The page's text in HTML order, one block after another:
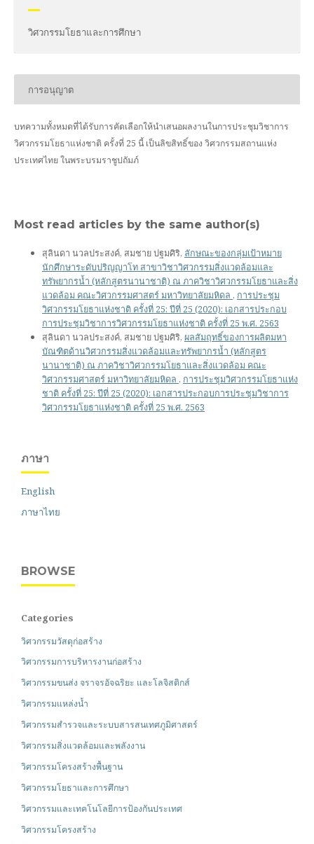
วิศวกรรมโยธาและการศึกษา
การอนุญาต
บทความทั้งหมดที่ได้รับการคัดเลือกให้นำเสนอผลงานในการประชุมวิชาการ
วิศวกรรมโยธาแห่งชาติ ครั้งที่ 25 นี้ เป็นลิขสิทธิ์ของวิศวกรรมสถานแห่ง
ประเทศไทย ในพระบรมราชูปถัมภ์
Most read articles by the same author(s)
สุลินดา นวลประสงค์, สมชาย ปฐมศิริ, ลักษณะของกลุ่มเป้าหมาย
นักศึกษาระดับปริญญาโท สาขาวิชาวิศวกรรมสิ่งแวดล้อมและ
ทรัพยากรน้ำ (หลักสูตรนานาชาติ) ณ ภาควิชาวิศวกรรมโยธาและสิ่ง
แวดล้อม คณะวิศวกรรมศาสตร์ มหาวิทยาลัยมหิดล , การประชุม
วิศวกรรมโยธาแห่งชาติ ครั้งที่ 25: ปีที่ 25 (2020): เอกสารประกอบ
การประชุมวิชาการวิศวกรรมโยธาแห่งชาติ ครั้งที่ 25 พ.ศ. 2563
สุลินดา นวลประสงค์, สมชาย ปฐมศิริ, ผลสัมฤทธิ์ของการผลิตมหา
บัณฑิตด้านวิศวกรรมสิ่งแวดล้อมและทรัพยากรน้ำ (หลักสูตร
นานาชาติ) ณ ภาควิชาวิศวกรรมโยธาและสิ่งแวดล้อม คณะ
วิศวกรรมศาสตร์ มหาวิทยาลัยมหิดล , การประชุมวิศวกรรมโยธาแห่ง
ชาติ ครั้งที่ 25: ปีที่ 25 (2020): เอกสารประกอบการประชุมวิชาการ
วิศวกรรมโยธาแห่งชาติ ครั้งที่ 25 พ.ศ. 2563
ภาษา
English
ภาษาไทย
BROWSE
Categories
วิศวกรรมวัสดุก่อสร้าง
วิศวกรรมการบริหารงานก่อสร้าง
วิศวกรรมขนส่ง จราจรอัจฉริยะ และโลจิสติกส์
วิศวกรรมแหล่งน้ำ
วิศวกรรมสำรวจและระบบสารสนเทศภูมิศาสตร์
วิศวกรรมสิ่งแวดล้อมและพลังงาน
วิศวกรรมโครงสร้างพื้นฐาน
วิศวกรรมโยธาและการศึกษา
วิศวกรรมและเทคโนโลยีการป้องกันประเทศ
วิศวกรรมโครงสร้าง